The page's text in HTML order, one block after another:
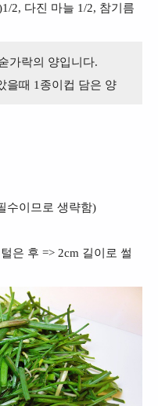
2, 다진 마늘 1/2, 참기름
가락의 양입니다.
을때 1종이컵 담은 양
수이므로 생략함)
은 후 => 2cm 길이로 썰